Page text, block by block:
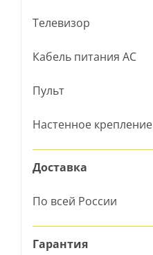
Телевизор
Кабель питания AC
Пульт
Настенное крепление
Доставка
По всей России
Гарантия